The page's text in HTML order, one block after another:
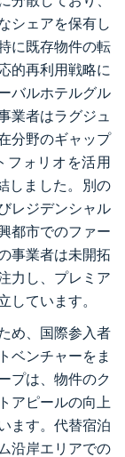
シェアを保有し
に既存物件の転
的再利用戦略に
バルホテルグル
業者はラグジュ
分野のギャップ
フォリオを活用
しました。別の
レジデンシャル
都市でのファー
事業者は未開拓
力し、プレミア
しています。
め、国際参入者
ベンチャーをま
プは、物件のク
アピールの向上
ます。代替宿泊
沿岸エリアでの